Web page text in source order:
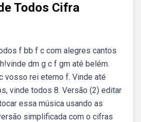
Todos Cifra
f bb f c com alegres cantos
dm g c f gm até belém.
vosso rei eterno f. Vinde até
vinde todos 8. Versão (2) editar
essa música usando as
simplificada com o cifras